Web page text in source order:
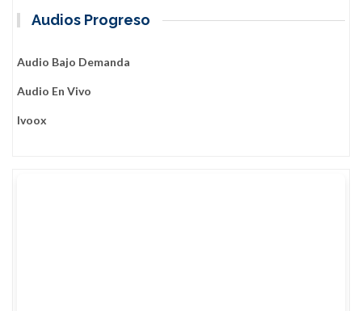
Audios Progreso
Audio Bajo Demanda
Audio En Vivo
Ivoox